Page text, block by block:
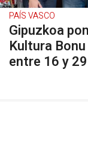
PAÍS VASCO
Gipuzkoa
Kultura
entre 16 y